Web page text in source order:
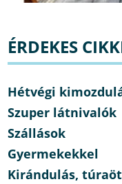
ÉRDEKES
Hétvégi
Szuper látnivalók
Szállások
Gyermekekkel
Kirándulás,